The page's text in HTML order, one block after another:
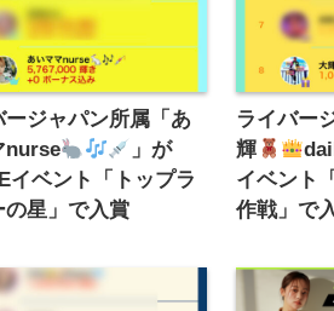
ージャパン所属「あ
nurse
」が
イベント「トップラ
の星」で入賞
ライバー
輝
イベント
作戦」で